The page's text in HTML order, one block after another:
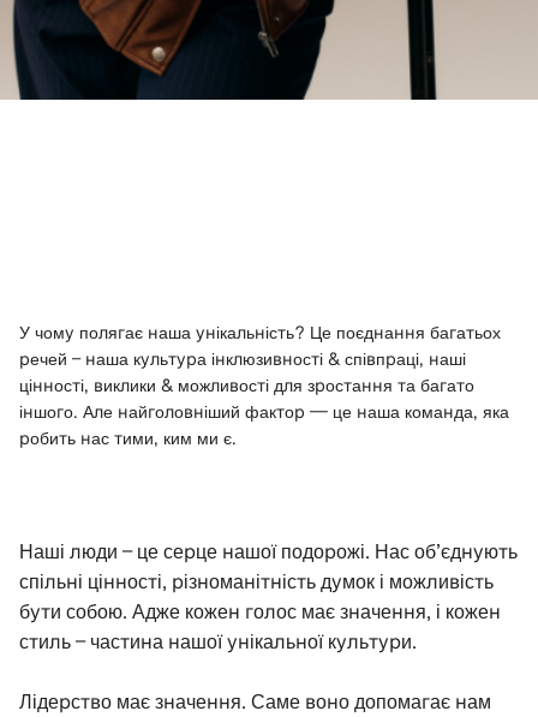
У чому полягає наша унікальність? Це поєднання багатьох
речей – наша культура інклюзивності & співпраці, наші
цінності, виклики & можливості для зростання та багато
іншого. Але найголовніший фактор — це наша команда, яка
робить нас тими, ким ми є.
Наші люди – це серце нашої подорожі. Нас об’єднують
спільні цінності, різноманітність думок і можливість
бути собою. Адже кожен голос має значення, і кожен
стиль – частина нашої унікальної культури.
Лідерство має значення. Саме воно допомагає нам